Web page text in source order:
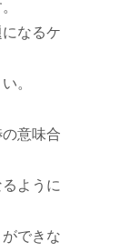
なるケ
。
意味合
ように
できな